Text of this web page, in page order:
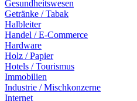
Gesundheitswesen
Getränke / Tabak
Halbleiter
Handel / E-Commerce
Hardware
Holz / Papier
Hotels / Tourismus
Immobilien
Industrie / Mischkonzerne
Internet